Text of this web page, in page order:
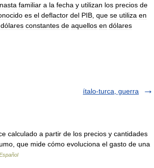
familiar a la fecha y utilizan los precios de
es el deflactor del PIB que se utiliza en
dólares constantes de aquellos en dólares
ítalo-turca, guerra
calculado a partir de los precios y cantidades
que mide cómo evoluciona el gasto de una